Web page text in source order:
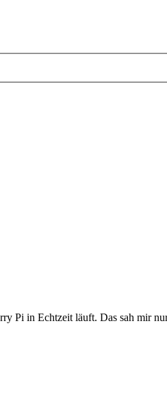
Pi in Echtzeit läuft. Das sah mir